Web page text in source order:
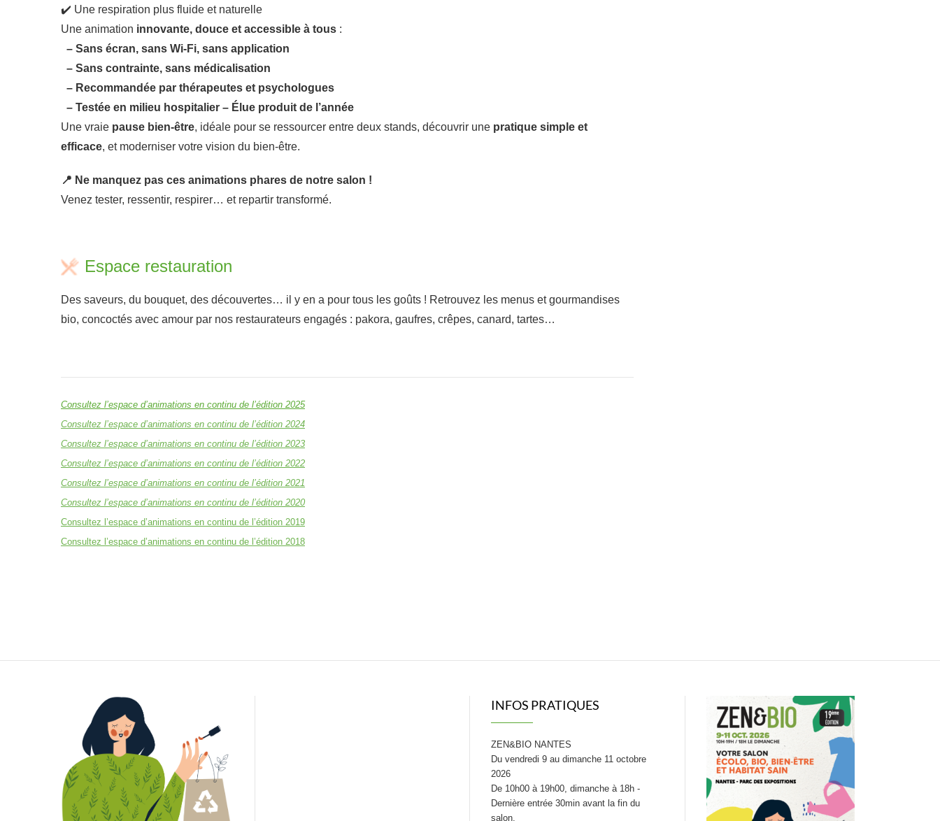
✔️ Une respiration plus fluide et naturelle
Une animation innovante, douce et accessible à tous :
– Sans écran, sans Wi-Fi, sans application
– Sans contrainte, sans médicalisation
– Recommandée par thérapeutes et psychologues
– Testée en milieu hospitalier – Élue produit de l’année
Une vraie pause bien-être, idéale pour se ressourcer entre deux stands, découvrir une pratique simple et
efficace, et moderniser votre vision du bien-être.
📍 Ne manquez pas ces animations phares de notre salon !
Venez tester, ressentir, respirer… et repartir transformé.
Espace restauration
Des saveurs, du bouquet, des découvertes… il y en a pour tous les goûts ! Retrouvez les menus et gourmandises
bio, concoctés avec amour par nos restaurateurs engagés : pakora, gaufres, crêpes, canard, tartes…
Consultez l’espace d’animations en continu de l’édition 2025
Consultez l’espace d’animations en continu de l’édition 2024
Consultez l’espace d’animations en continu de l’édition 2023
Consultez l’espace d’animations en continu de l’édition 2022
Consultez l’espace d’animations en continu de l’édition 2021
Consultez l’espace d’animations en continu de l’édition 2020
Consultez l’espace d’animations en continu de l’édition 2019
Consultez l’espace d’animations en continu de l’édition 2018
INFOS PRATIQUES
ZEN&BIO NANTES
Du vendredi 9 au dimanche 11 octobre
2026
De 10h00 à 19h00, dimanche à 18h -
Dernière entrée 30min avant la fin du
salon.